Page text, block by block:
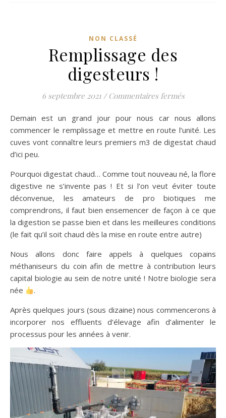
NON CLASSÉ
Remplissage des
digesteurs !
6 septembre 2021 / Commentaires ferméssur
Demain est un grand jour pour nous car nous allons
commencer le remplissage et mettre en route l’unité. Les
cuves vont connaître leurs premiers m3 de digestat chaud
d’ici peu.
Pourquoi digestat chaud… Comme tout nouveau né, la flore
digestive ne s’invente pas ! Et si l’on veut éviter toute
déconvenue, les amateurs de pro biotiques me
comprendrons, il faut bien ensemencer de façon à ce que
la digestion se passe bien et dans les meilleures conditions
(le fait qu’il soit chaud dès la mise en route entre autre)
Nous allons donc faire appels à quelques copains
méthaniseurs du coin afin de mettre à contribution leurs
capital biologie au sein de notre unité ! Notre biologie sera
née
.
Après quelques jours (sous dizaine) nous commencerons à
incorporer nos effluents d’élevage afin d’alimenter le
processus pour les années à venir.